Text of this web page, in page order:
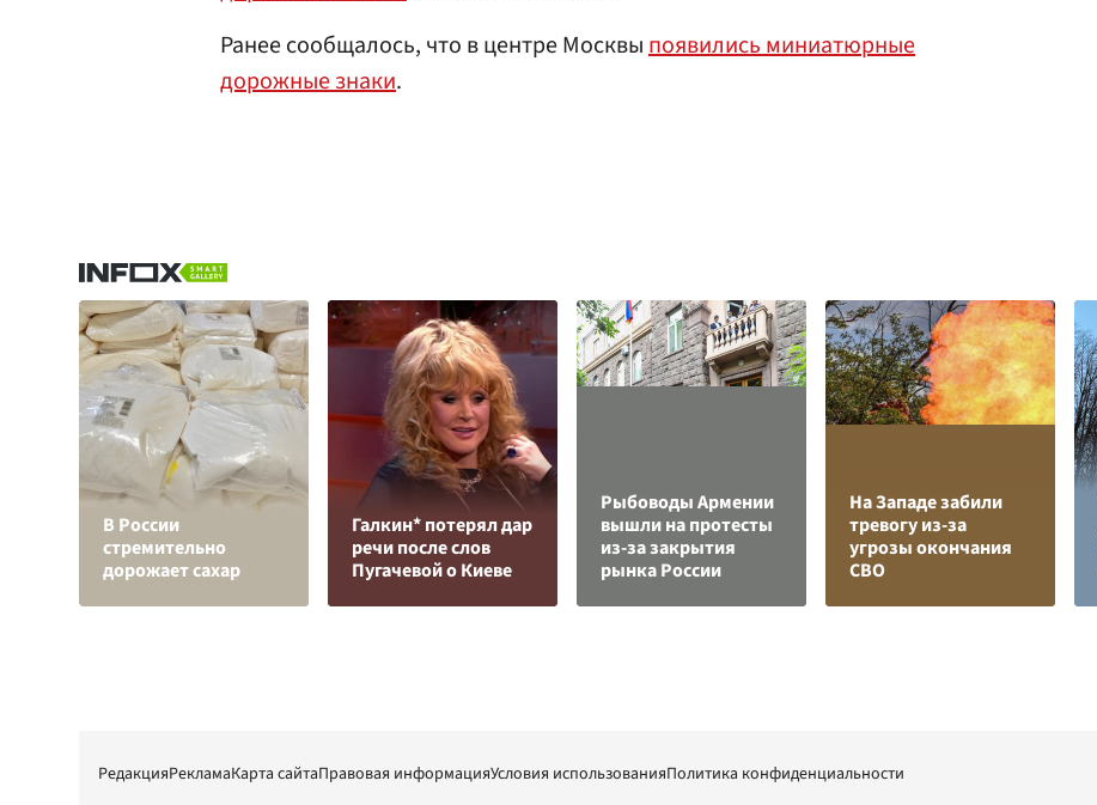
Ранее сообщалось, что в центре Москвыпоявились миниатюрные
дорожные знаки.
В России
стремительно
дорожает сахар
Галкин* потерял дар
речи после слов
Пугачевой о Киеве
Рыбоводы Армении
вышли на протесты
из-за закрытия
рынка России
На Западе забили
тревогу из-за
угрозы окончания
СВО
РедакцияРекламаКарта сайтаПравовая информацияУсловия использованияПолитика конфиденциальности